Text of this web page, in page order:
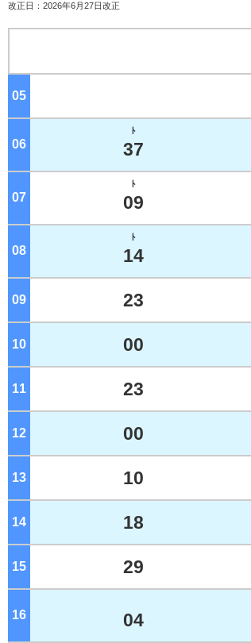
改正日：2026年6月27日改正
05
06
ﾄ
37
07
ﾄ
09
08
ﾄ
14
09 23
10 00
11 23
12 00
13 10
14 18
15 29
16 04